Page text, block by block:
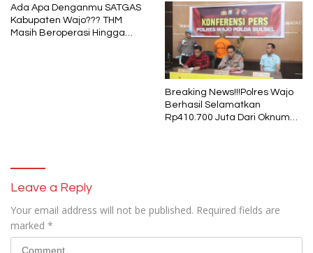
Ada Apa Denganmu SATGAS
Kabupaten Wajo??? THM
Masih Beroperasi Hingga
Breaking News!!!Polres Wajo
Berhasil Selamatkan
Rp410.700 Juta Dari Oknum
Leave a Reply
Your email address will not be published. Required fields are
marked *